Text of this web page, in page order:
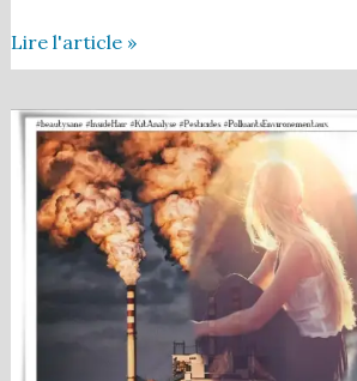
Lire l'article »
Analyse
cheveux
exposition
polluants
environnementaux